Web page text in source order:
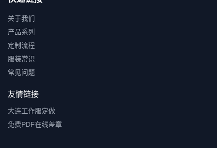
关于我们
产品系列
定制流程
服装常识
常见问题
友情链接
大连工作服定做
免费PDF在线盖章